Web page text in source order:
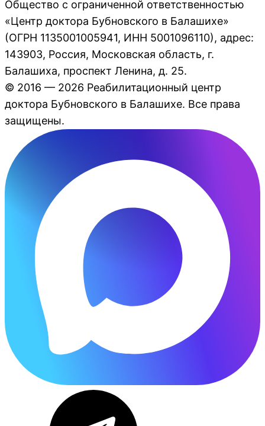
Общество с ограниченной ответственностью
«Центр доктора Бубновского в Балашихе»
(ОГРН 1135001005941, ИНН 5001096110), адрес:
143903, Россия, Московская область, г.
Балашиха, проспект Ленина, д. 25.
© 2016 — 2026 Реабилитационный центр
доктора Бубновского в Балашихе. Все права
защищены.